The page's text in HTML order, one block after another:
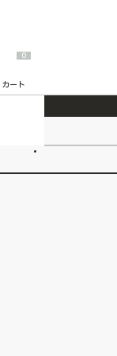
2026/7/23
0
カート